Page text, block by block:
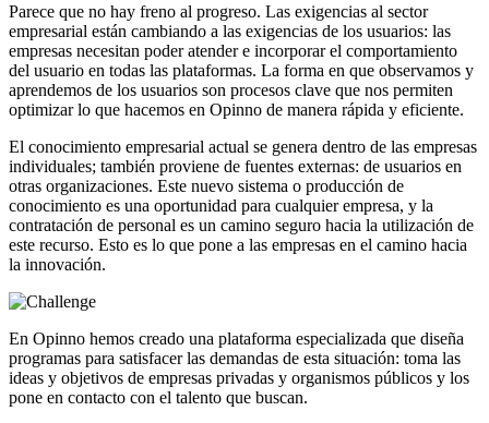
Parece que no hay freno al progreso. Las exigencias al sector
empresarial están cambiando a las exigencias de los usuarios: las
empresas necesitan poder atender e incorporar el comportamiento
del usuario en todas las plataformas. La forma en que observamos y
aprendemos de los usuarios son procesos clave que nos permiten
optimizar lo que hacemos en Opinno de manera rápida y eficiente.
El conocimiento empresarial actual se genera dentro de las empresas
individuales; también proviene de fuentes externas: de usuarios en
otras organizaciones. Este nuevo sistema o producción de
conocimiento es una oportunidad para cualquier empresa, y la
contratación de personal es un camino seguro hacia la utilización de
este recurso. Esto es lo que pone a las empresas en el camino hacia
la innovación.
En Opinno hemos creado una plataforma especializada que diseña
programas para satisfacer las demandas de esta situación: toma las
ideas y objetivos de empresas privadas y organismos públicos y los
pone en contacto con el talento que buscan.